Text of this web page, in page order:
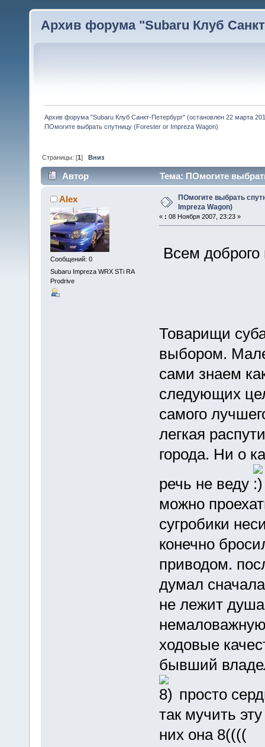
Архив форума "Subaru Клуб
Архив форума "Subaru Клуб Санкт-Петербург" (остановлен 22 марта
ПОмогите выбрать спутницу (Forester or Impreza Wagon)
Страницы: [1]Вниз
Автор Тема: ПОмогите
Alex
Сообщений: 0
Subaru Impreza WRX STi RA
Prodrive
ПОмогите выбрать
Impreza Wagon)
« : 08 Ноября 2007, 23:23 »
Всем
Товарищи
выбором.
сами знаем
следующих
самого
легкая
города. Ни о
речь не веду
можно
сугробики
конечно
приводом.
думал
не лежит
ходовые
бывший
просто
так мучить
них она 8((((